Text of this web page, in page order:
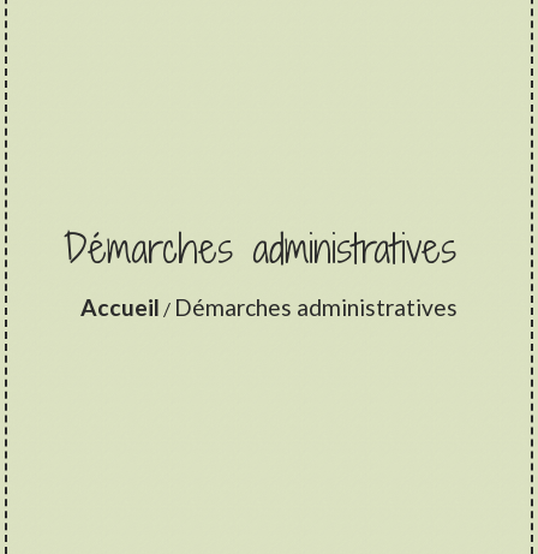
Démarches administratives
Accueil / Démarches administratives